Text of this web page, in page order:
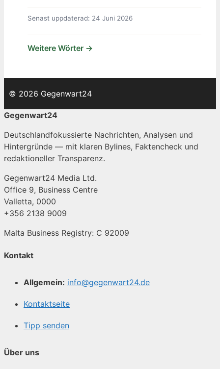
Senast uppdaterad: 24 Juni 2026
Weitere Wörter →
© 2026 Gegenwart24
Gegenwart24
Deutschlandfokussierte Nachrichten, Analysen und
Hintergründe — mit klaren Bylines, Faktencheck und
redaktioneller Transparenz.
Gegenwart24 Media Ltd.
Office 9, Business Centre
Valletta, 0000
+356 2138 9009
Malta Business Registry: C 92009
Kontakt
Allgemein: info@gegenwart24.de
Kontaktseite
Tipp senden
Über uns